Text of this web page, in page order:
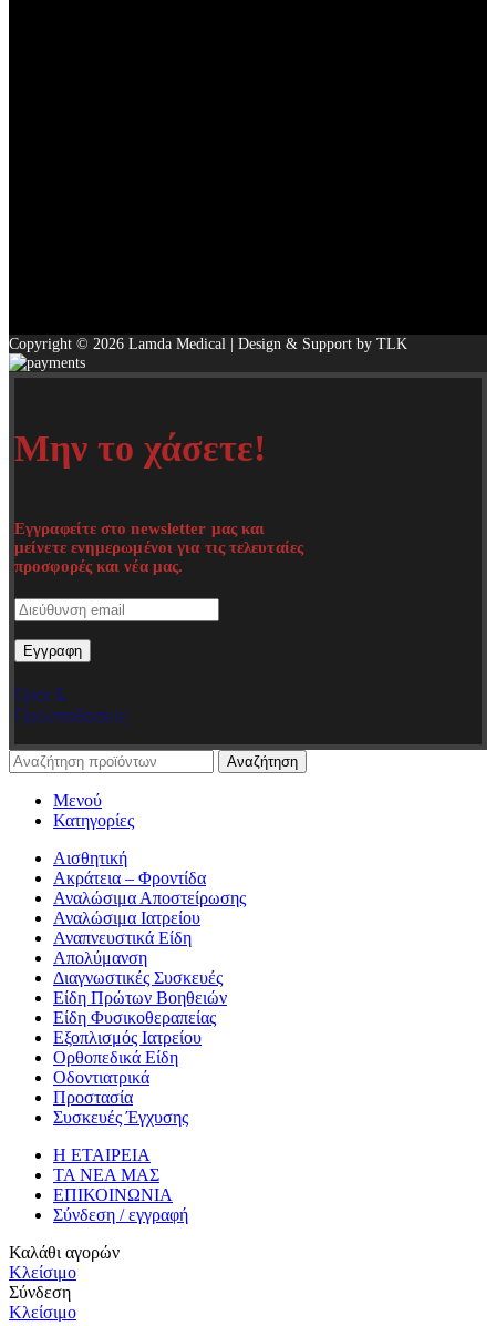
Copyright © 2026 Lamda Medical | Design & Support by TLK
Μην το χάσετε!
Εγγραφείτε στο newsletter μας και
μείνετε ενημερωμένοι για τις τελευταίες
προσφορές και νέα μας.
Όροι &
Προϋποθέσεις
Αναζήτηση
Μενού
Κατηγορίες
Αισθητική
Ακράτεια – Φροντίδα
Αναλώσιμα Αποστείρωσης
Αναλώσιμα Ιατρείου
Αναπνευστικά Είδη
Απολύμανση
Διαγνωστικές Συσκευές
Είδη Πρώτων Βοηθειών
Είδη Φυσικοθεραπείας
Εξοπλισμός Ιατρείου
Ορθοπεδικά Είδη
Οδοντιατρικά
Προστασία
Συσκευές Έγχυσης
Η ΕΤΑΙΡΕΙΑ
ΤΑ ΝΕΑ ΜΑΣ
ΕΠΙΚΟΙΝΩΝΙΑ
Σύνδεση / εγγραφή
Καλάθι αγορών
Κλείσιμο
Σύνδεση
Κλείσιμο